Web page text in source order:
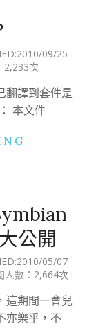
2010/09/25
2,233次
翻譯到套件是
本文件
公開
2010/05/07
人數：2,664次
這期間一會兒
亦樂乎，不